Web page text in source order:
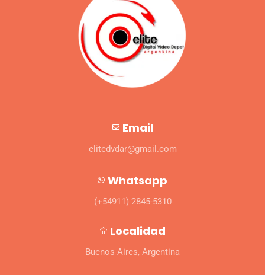
Email
elitedvdar@gmail.com
Whatsapp
(+54911) 2845-5310
Localidad
Buenos Aires, Argentina